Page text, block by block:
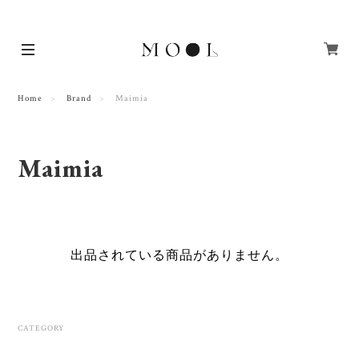
Home Brand Maimia
Maimia
出品されている商品がありません。
CATEGORY